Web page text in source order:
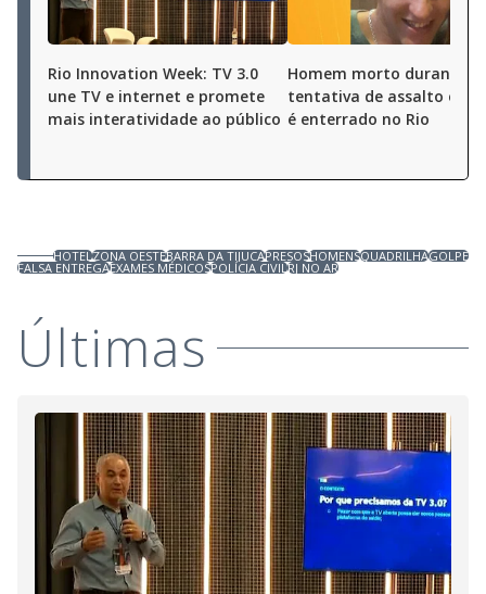
Rio Innovation Week: TV 3.0
une TV e internet e promete
mais interatividade ao público
Homem morto durante
tentativa de assalto em
é enterrado no Rio
HOTELZONA OESTEBARRA DA TIJUCAPRESOSHOMENSQUADRILHAGOLPE
FALSA ENTREGAEXAMES MÉDICOSPOLÍCIA CIVILRJ NO AR
Últimas